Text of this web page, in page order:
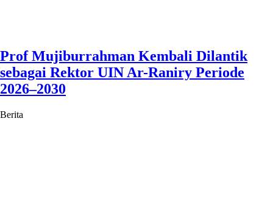
Prof Mujiburrahman Kembali Dilantik
sebagai Rektor UIN Ar-Raniry Periode
2026–2030
Berita